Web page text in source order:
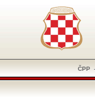
ČPP